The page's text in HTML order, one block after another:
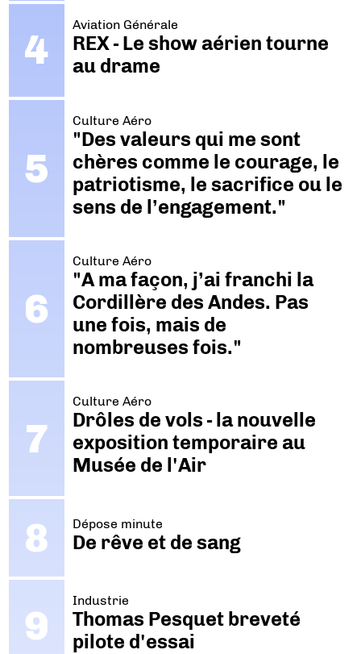
Aviation Générale
REX - Le show aérien tourne
au drame
Culture Aéro
"Des valeurs qui me sont
chères comme le courage, le
patriotisme, le sacrifice ou le
sens de l’engagement."
Culture Aéro
"A ma façon, j’ai franchi la
Cordillère des Andes. Pas
une fois, mais de
nombreuses fois."
Culture Aéro
Drôles de vols - la nouvelle
exposition temporaire au
Musée de l'Air
Dépose minute
De rêve et de sang
Industrie
Thomas Pesquet breveté
pilote d'essai